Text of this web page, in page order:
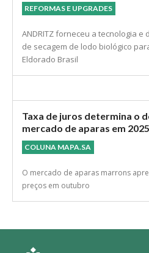
REFORMAS E UPGRADES
ANDRITZ forneceu a tecnologia
de secagem de lodo biológico
Eldorado Brasil
Taxa de juros determina o
mercado de aparas em 2025
COLUNA MAPA.SA
O mercado de aparas marrons
preços em outubro